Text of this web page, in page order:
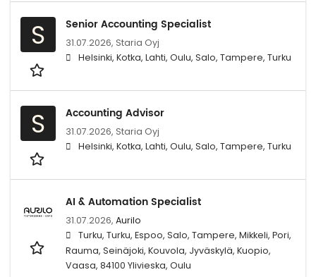
S Senior Accounting Specialist
31.07.2026, Staria Oyj
Helsinki, Kotka, Lahti, Oulu, Salo, Tampere, Turku
S Accounting Advisor
31.07.2026, Staria Oyj
Helsinki, Kotka, Lahti, Oulu, Salo, Tampere, Turku
AI & Automation Specialist
31.07.2026, Aurilo
Turku, Turku, Espoo, Salo, Tampere, Mikkeli, Pori,
Rauma, Seinäjoki, Kouvola, Jyväskylä, Kuopio,
Vaasa, 84100 Ylivieska, Oulu